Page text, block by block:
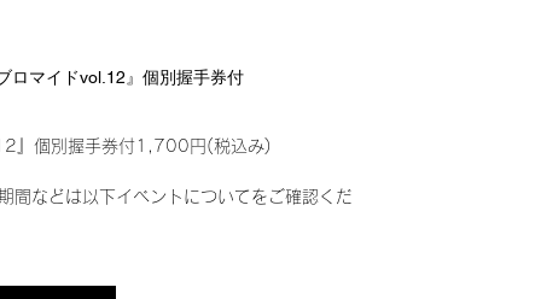
ロマイドvol.12』個別握手券付
』個別握手券付1,700円(税込み)
間などは以下イベントについてをご確認くだ